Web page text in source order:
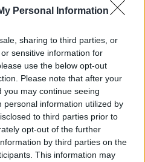
Personal Information
sharing to third parties, or
sensitive information for
use the below opt-out
Please note that after your
may continue seeing
personal information utilized by
to third parties prior to
opt-out of the further
by third parties on the
This information may
van ennyi szeme.